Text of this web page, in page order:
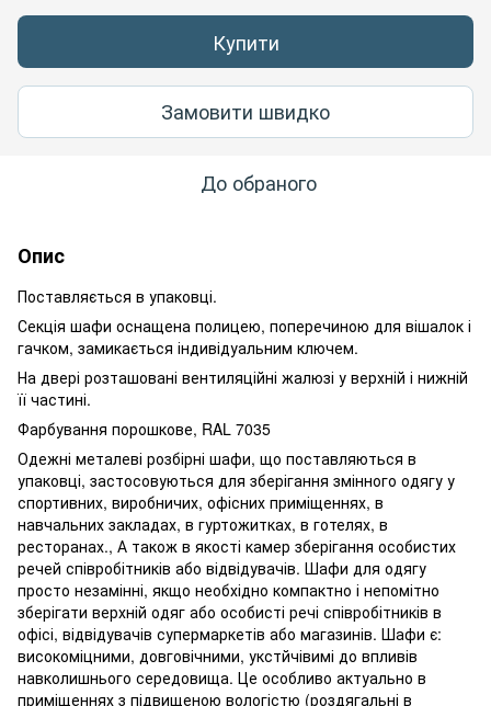
Купити
Замовити швидко
До обраного
Опис
Поставляється в упаковці.
Секція шафи оснащена полицею, поперечиною для вішалок і
гачком, замикається індивідуальним ключем.
На двері розташовані вентиляційні жалюзі у верхній і нижній
її частині.
Фарбування порошкове, RAL 7035
Одежні металеві розбірні шафи, що поставляються в
упаковці, застосовуються для зберігання змінного одягу у
спортивних, виробничих, офісних приміщеннях, в
навчальних закладах, в гуртожитках, в готелях, в
ресторанах., А також в якості камер зберігання особистих
речей співробітників або відвідувачів. Шафи для одягу
просто незамінні, якщо необхідно компактно і непомітно
зберігати верхній одяг або особисті речі співробітників в
офісі, відвідувачів супермаркетів або магазинів. Шафи є:
високоміцними, довговічними, укстйчівимі до впливів
навколишнього середовища. Це особливо актуально в
приміщеннях з підвищеною вологістю (роздягальні в